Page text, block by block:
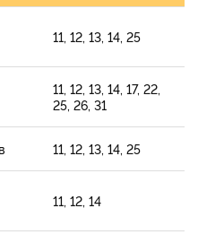
11, 12, 13, 14, 25
11, 12, 13, 14, 17, 22,
25, 26, 31
11, 12, 13, 14, 25
11, 12, 14